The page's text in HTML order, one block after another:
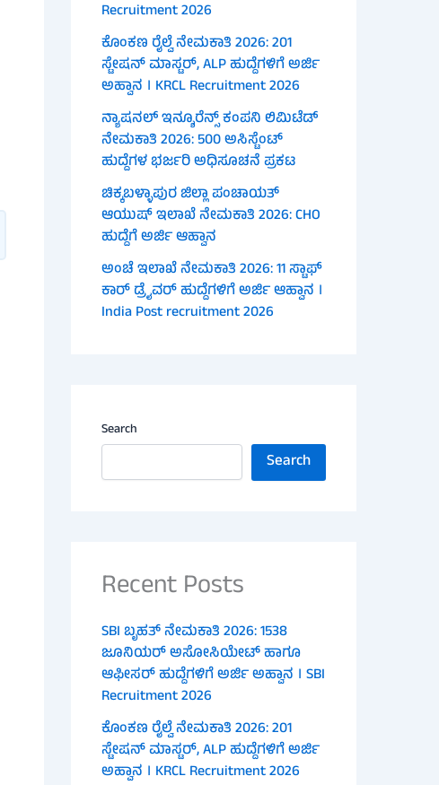
Recruitment 2026
ಕೊಂಕಣ ರೈಲ್ವೆ ನೇಮಕಾತಿ 2026: 201
ಸ್ಟೇಷನ್ ಮಾಸ್ಟರ್, ALP ಹುದ್ದೆಗಳಿಗೆ ಅರ್ಜಿ
ಅಹ್ವಾನ । KRCL Recruitment 2026
ನ್ಯಾಷನಲ್ ಇನ್ಶೂರೆನ್ಸ್ ಕಂಪನಿ ಲಿಮಿಟೆಡ್
ನೇಮಕಾತಿ 2026: 500 ಅಸಿಸ್ಟೆಂಟ್
ಹುದ್ದೆಗಳ ಭರ್ಜರಿ ಅಧಿಸೂಚನೆ ಪ್ರಕಟ
ಚಿಕ್ಕಬಳ್ಳಾಪುರ ಜಿಲ್ಲಾ ಪಂಚಾಯತ್
ಆಯುಷ್ ಇಲಾಖೆ ನೇಮಕಾತಿ 2026: CHO
ಹುದ್ದೆಗೆ ಅರ್ಜಿ ಆಹ್ವಾನ
ಅಂಚೆ ಇಲಾಖೆ ನೇಮಕಾತಿ 2026: 11 ಸ್ಟಾಫ್
ಕಾರ್ ಡ್ರೈವರ್ ಹುದ್ದೆಗಳಿಗೆ ಅರ್ಜಿ ಆಹ್ವಾನ ।
India Post recruitment 2026
Search
Search
Recent Posts
SBI ಬೃಹತ್ ನೇಮಕಾತಿ 2026: 1538
ಜೂನಿಯರ್ ಅಸೋಸಿಯೇಟ್ ಹಾಗೂ
ಆಫೀಸರ್ ಹುದ್ದೆಗಳಿಗೆ ಅರ್ಜಿ ಅಹ್ವಾನ । SBI
Recruitment 2026
ಕೊಂಕಣ ರೈಲ್ವೆ ನೇಮಕಾತಿ 2026: 201
ಸ್ಟೇಷನ್ ಮಾಸ್ಟರ್, ALP ಹುದ್ದೆಗಳಿಗೆ ಅರ್ಜಿ
ಅಹ್ವಾನ । KRCL Recruitment 2026